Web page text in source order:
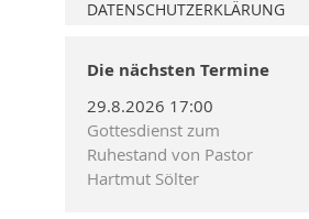
Kirchenleute heute 17.2.2018,
ZDF Live Gottesdienst
1.10.2017
Bundeskongress
Notfallseelsorge und
DATENSCHUTZERKLÄRUNG
Die nächsten Termine
29.8.2026 17:00
Gottesdienst zum
Ruhestand von Pastor
Hartmut Sölter